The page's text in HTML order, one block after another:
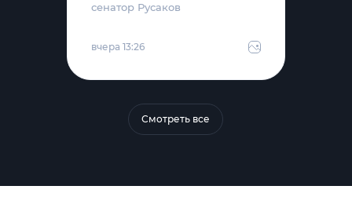
сенатор Русаков
вчера 13:26
Смотреть все